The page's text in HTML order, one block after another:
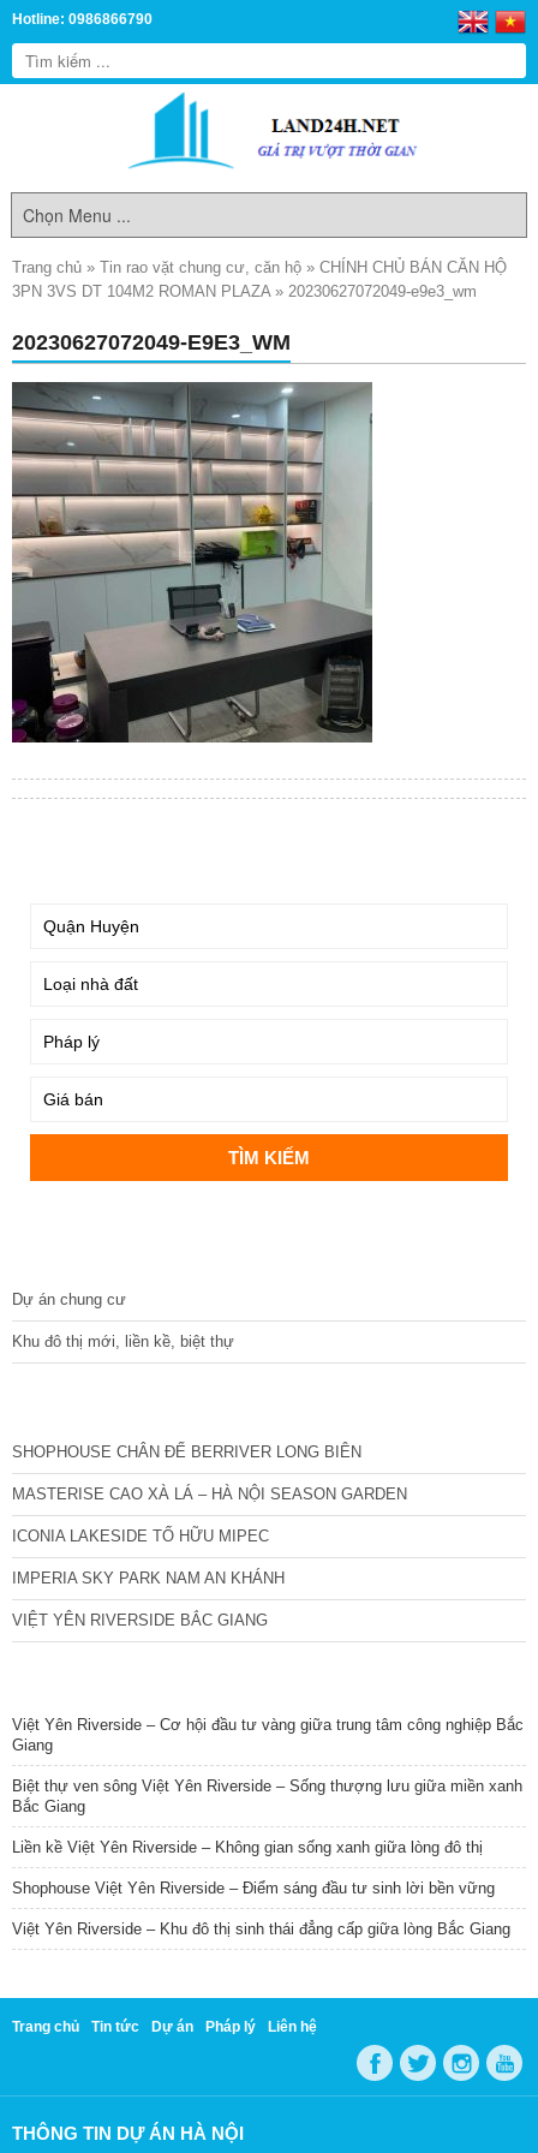
Hotline: 0986866790
Trang chủ » Tin rao vặt chung cư, căn hộ » CHÍNH CHỦ BÁN CĂN HỘ
3PN 3VS DT 104M2 ROMAN PLAZA» 20230627072049-e9e3_wm
20230627072049-E9E3_WM
Dự án chung cư
Khu đô thị mới, liền kề, biệt thự
SHOPHOUSE CHÂN ĐẾ BERRIVER LONG BIÊN
MASTERISE CAO XÀ LÁ – HÀ NỘI SEASON GARDEN
ICONIA LAKESIDE TỐ HỮU MIPEC
IMPERIA SKY PARK NAM AN KHÁNH
VIỆT YÊN RIVERSIDE BẮC GIANG
Việt Yên Riverside – Cơ hội đầu tư vàng giữa trung tâm công nghiệp Bắc
Giang
Biệt thự ven sông Việt Yên Riverside – Sống thượng lưu giữa miền xanh
Bắc Giang
Liền kề Việt Yên Riverside – Không gian sống xanh giữa lòng đô thị
Shophouse Việt Yên Riverside – Điểm sáng đầu tư sinh lời bền vững
Việt Yên Riverside – Khu đô thị sinh thái đẳng cấp giữa lòng Bắc Giang
Trang chủ Tin tức Dự án Pháp lý Liên hệ
THÔNG TIN DỰ ÁN HÀ NỘI